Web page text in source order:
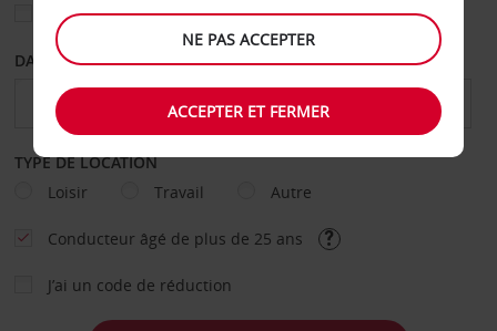
Sélectionnez une autre agence de retour
DATE DE DÉPART DATE DE RETOUR
TYPE DE LOCATION
Loisir
Travail Autre
Conducteur âgé de plus de 25 ans
J’ai un code de réduction
NE PAS ACCEPTER
ACCEPTER ET FERMER